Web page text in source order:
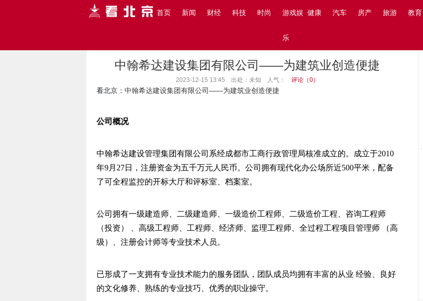
首页 新闻 财经 科技 时尚 游戏娱
乐
健康 汽车 房产 旅游 教育
搜索 阅读设置
中翰希达建设集团有限公司——为建筑业创造便捷
2023-12-15 13:45 出处：未知 人气： 评论（0）
看北京 ：中翰希达建设集团有限公司——为建筑业创造便捷
公司概况
中翰希达建设管理集团有限公司系经成都市工商行政管理局核准成立的。成立于2010
年9月27日，注册资金为五千万元人民币。公司拥有现代化办公场所近500平米，配备
了可全程监控的开标大厅和评标室、档案室。
公司拥有一级建造师、二级建造师、一级造价工程师、二级造价工程、咨询工程师
（投资） 、高级工程师、工程师、经济师、监理工程师、全过程工程项目管理师 （高
级）、注册会计师等专业技术人员。
已形成了一支拥有专业技术能力的服务团队，团队成员均拥有丰富的从业 经验、良好
的文化修养、熟练的专业技巧、优秀的职业操守。